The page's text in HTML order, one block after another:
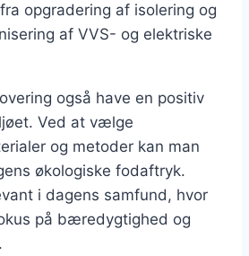
opgradering af isolering og
af VVS- og elektriske
også have en positiv
Ved at vælge
og metoder kan man
økologiske fodaftryk.
i dagens samfund, hvor
på bæredygtighed og